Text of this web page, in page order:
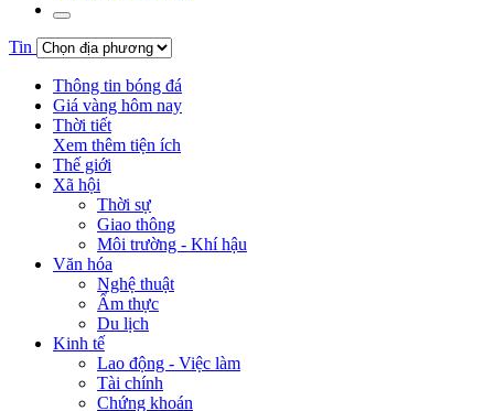
Tin
Thông tin bóng đá
Giá vàng hôm nay
Thời tiết
Xem thêm tiện ích
Thế giới
Xã hội
Thời sự
Giao thông
Môi trường - Khí hậu
Văn hóa
Nghệ thuật
Ẩm thực
Du lịch
Kinh tế
Lao động - Việc làm
Tài chính
Chứng khoán